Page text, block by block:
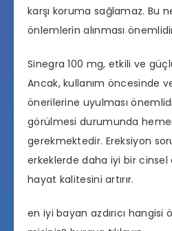
karşı koruma sağlamaz. Bu
önlemlerin alınması
Sinegra 100 mg, etkili ve
Ancak, kullanım öncesinde
önerilerine uyulması
görülmesi durumunda
gerekmektedir. Ereksiyon
erkeklerde daha iyi bir
hayat kalitesini artırır.
en iyi bayan azdırıcı hangisi